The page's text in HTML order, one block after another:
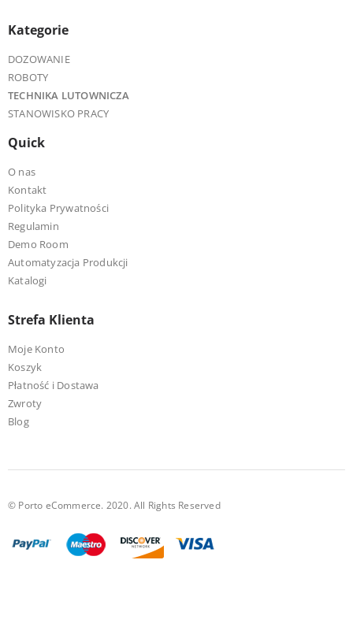
Kategorie
DOZOWANIE
ROBOTY
TECHNIKA LUTOWNICZA
STANOWISKO PRACY
Quick
O nas
Kontakt
Polityka Prywatności
Regulamin
Demo Room
Automatyzacja Produkcji
Katalogi
Strefa Klienta
Moje Konto
Koszyk
Płatność i Dostawa
Zwroty
Blog
© Porto eCommerce. 2020. All Rights Reserved